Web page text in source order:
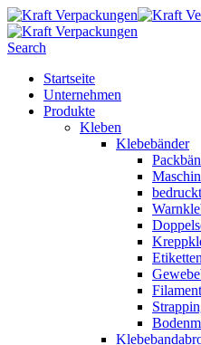
Search
Startseite
Unternehmen
Produkte
Kleben
Klebebänder